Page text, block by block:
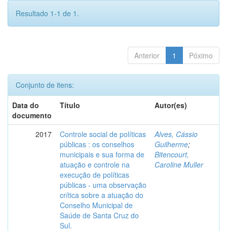
Resultado 1-1 de 1.
Anterior 1 Póximo
Conjunto de itens:
Data do
documento
Título Autor(es)
2017
Controle social de políticas
públicas : os conselhos
municipais e sua forma de
atuação e controle na
execução de políticas
públicas - uma observação
crítica sobre a atuação do
Conselho Municipal de
Saúde de Santa Cruz do
Sul.
Alves, Cássio
Guilherme;
Bitencourt,
Caroline Muller